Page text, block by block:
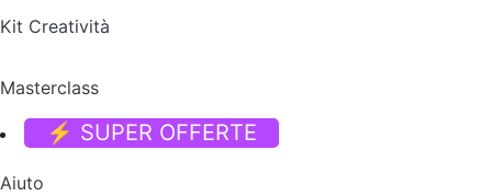
Kit Creatività
Masterclass
⚡ SUPER OFFERTE
Aiuto